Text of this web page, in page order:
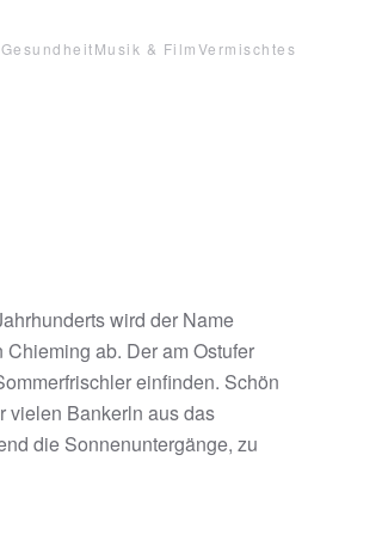
GesundheitMusik & FilmVermischtes
wird der Name
ab. Der am Ostufer
einfinden. Schön
vielen Bankerln aus das
die Sonnenuntergänge, zu